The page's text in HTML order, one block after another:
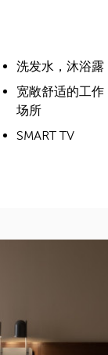
洗发水，沐浴露
宽敞舒适的工作
场所
SMART TV